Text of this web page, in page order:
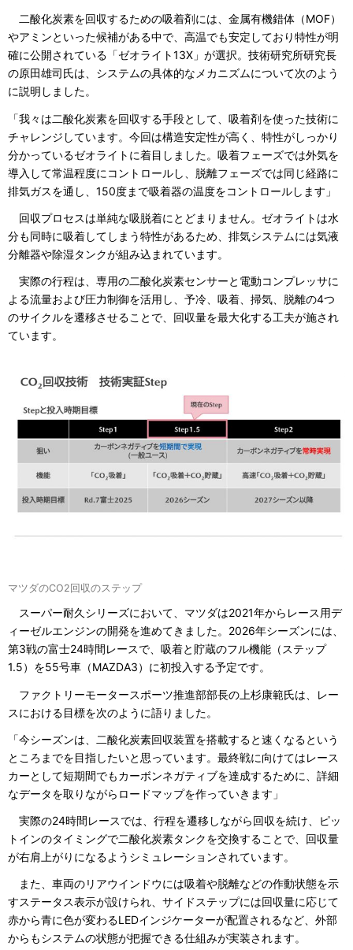
二酸化炭素を回収するための吸着剤には、金属有機錯体（MOF）
やアミンといった候補がある中で、高温でも安定しており特性が明
確に公開されている「ゼオライト13X」が選択。技術研究所研究長
の原田雄司氏は、システムの具体的なメカニズムについて次のよう
に説明しました。
「我々は二酸化炭素を回収する手段として、吸着剤を使った技術に
チャレンジしています。今回は構造安定性が高く、特性がしっかり
分かっているゼオライトに着目しました。吸着フェーズでは外気を
導入して常温程度にコントロールし、脱離フェーズでは同じ経路に
排気ガスを通し、150度まで吸着器の温度をコントロールします」
回収プロセスは単純な吸脱着にとどまりません。ゼオライトは水
分も同時に吸着してしまう特性があるため、排気システムには気液
分離器や除湿タンクが組み込まれています。
実際の行程は、専用の二酸化炭素センサーと電動コンプレッサに
よる流量および圧力制御を活用し、予冷、吸着、掃気、脱離の4つ
のサイクルを遷移させることで、回収量を最大化する工夫が施され
ています。
マツダのCO2回収のステップ
スーパー耐久シリーズにおいて、マツダは2021年からレース用デ
ィーゼルエンジンの開発を進めてきました。2026年シーズンには、
第3戦の富士24時間レースで、吸着と貯蔵のフル機能（ステップ
1.5）を55号車（MAZDA3）に初投入する予定です。
ファクトリーモータースポーツ推進部部長の上杉康範氏は、レー
スにおける目標を次のように語りました。
「今シーズンは、二酸化炭素回収装置を搭載すると速くなるという
ところまでを目指したいと思っています。最終戦に向けてはレース
カーとして短期間でもカーボンネガティブを達成するために、詳細
なデータを取りながらロードマップを作っていきます」
実際の24時間レースでは、行程を遷移しながら回収を続け、ピッ
トインのタイミングで二酸化炭素タンクを交換することで、回収量
が右肩上がりになるようシミュレーションされています。
また、車両のリアウインドウには吸着や脱離などの作動状態を示
すステータス表示が設けられ、サイドステップには回収量に応じて
赤から青に色が変わるLEDインジケーターが配置されるなど、外部
からもシステムの状態が把握できる仕組みが実装されます。